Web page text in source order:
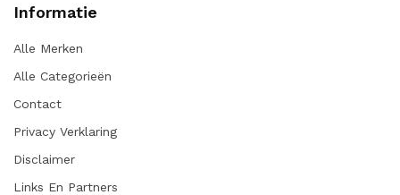
Informatie
Alle Merken
Alle Categorieën
Contact
Privacy Verklaring
Disclaimer
Links En Partners